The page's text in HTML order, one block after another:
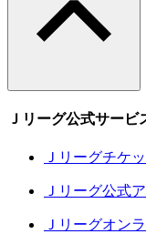
Ｊリーグ公式サービ
Ｊリーグチケッ
Ｊリーグ公式
Ｊリーグオン